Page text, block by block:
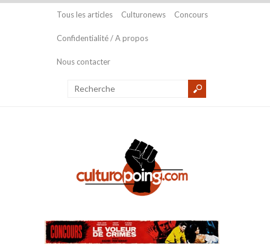
Tous les articles Culturonews Concours
Confidentialité / A propos
Nous contacter